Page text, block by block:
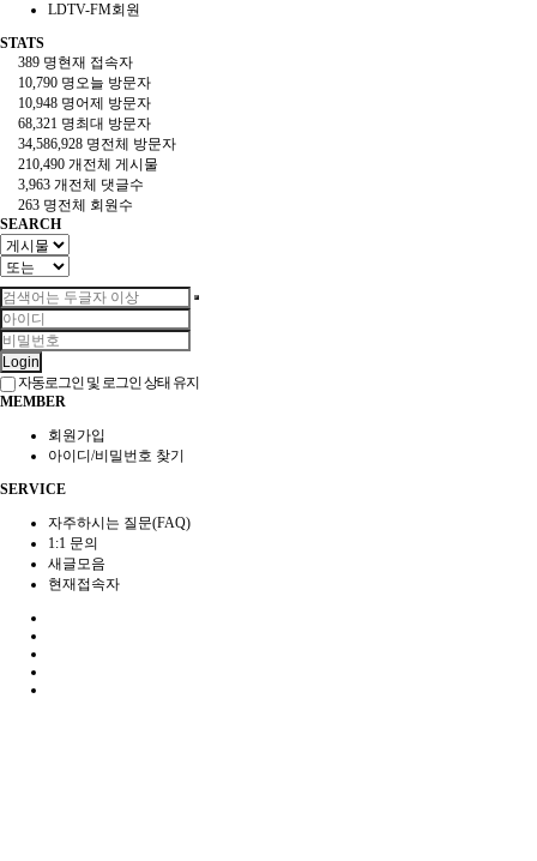
LDTV-FM회원
STATS
389 명현재 접속자
10,790 명오늘 방문자
10,948 명어제 방문자
68,321 명최대 방문자
34,586,928 명전체 방문자
210,490 개 전체 게시물
3,963 개 전체 댓글수
263 명전체 회원수
SEARCH
Login
자동로그인 및 로그인 상태 유지
MEMBER
회원가입
아이디/비밀번호 찾기
SERVICE
자주하시는 질문(FAQ)
1:1 문의
새글모음
현재접속자